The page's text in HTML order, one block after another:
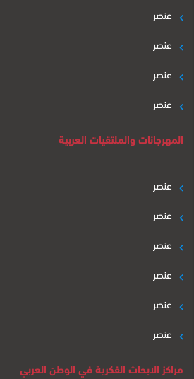
عنصر
عنصر
عنصر
عنصر
المهرجانات والملتقيات العربية
عنصر
عنصر
عنصر
عنصر
عنصر
عنصر
مراكز الابحاث الفكرية في الوطن العربي